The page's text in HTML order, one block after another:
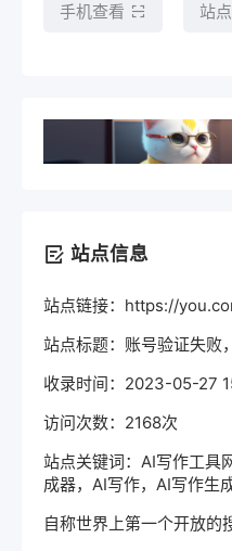
手机查看 站
站点信息
站点链接：https://
站点标题：账号验证失败
收录时间：2023-05-27
访问次数：2168次
站点关键词：AI写作工具
成器，AI写作，AI写作生
自称世界上第一个开放的